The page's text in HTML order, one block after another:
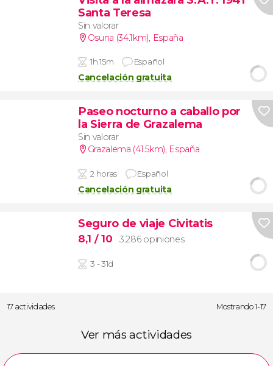
Santa Teresa
Sin valorar
Osuna (34.1km) España
1h 15m Español
Cancelación gratuita
Paseo nocturno a caballo por
la Sierra de Grazalema
Sin valorar
Grazalema (41.5km), España
2 horas Español
Cancelación gratuita
Seguro de viaje Civitatis
8,1 / 10 3.286 opiniones
3 - 31d
17 actividades Mostrando 1-17
Ver más actividades